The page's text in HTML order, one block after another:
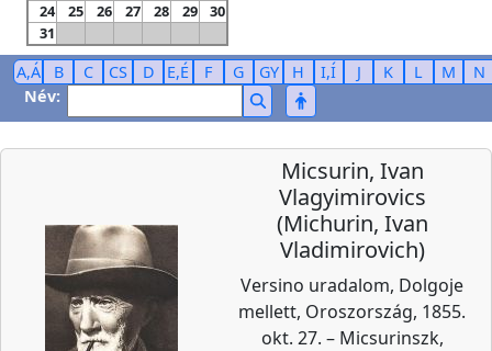
24
25 26 27 28 29
30
31
A,Á B C CS D E,É F G GY H I,Í J K L M
N
Név:
Micsurin, Ivan
Vlagyimirovics
(Michurin, Ivan
Vladimirovich)
Versino uradalom, Dolgoje
mellett, Oroszország, 1855.
okt. 27. – Micsurinszk,